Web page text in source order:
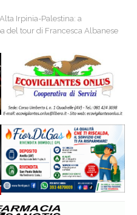
Alta Irpinia-Palestina: a
del tour di Francesca Albanese